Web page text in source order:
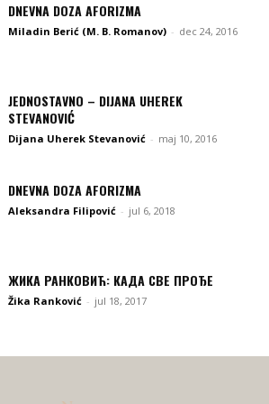
DNEVNA DOZA AFORIZMA
Miladin Berić (M. B. Romanov) - dec 24, 2016
JEDNOSTAVNO – DIJANA UHEREK
STEVANOVIĆ
Dijana Uherek Stevanović - maj 10, 2016
DNEVNA DOZA AFORIZMA
Aleksandra Filipović - jul 6, 2018
ЖИКА РАНКОВИЋ: КАДА СВЕ ПРОЂЕ
Žika Ranković - jul 18, 2017